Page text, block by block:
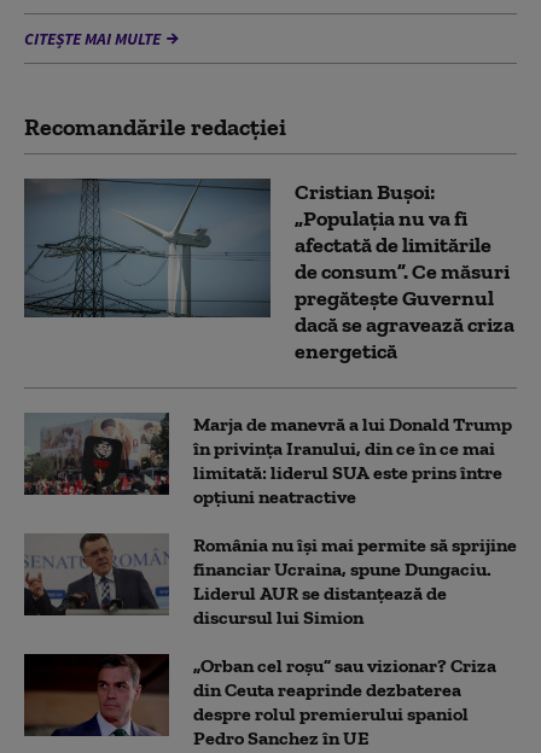
CITEȘTE MAI MULTE
Recomandările redacţiei
Cristian Bușoi:
„Populația nu va fi
afectată de limitările
de consum”. Ce măsuri
pregătește Guvernul
dacă se agravează criza
energetică
Marja de manevră a lui Donald Trump
în privința Iranului, din ce în ce mai
limitată: liderul SUA este prins între
opțiuni neatractive
România nu își mai permite să sprijine
financiar Ucraina, spune Dungaciu.
Liderul AUR se distanțează de
discursul lui Simion
„Orban cel roșu” sau vizionar? Criza
din Ceuta reaprinde dezbaterea
despre rolul premierului spaniol
Pedro Sanchez în UE